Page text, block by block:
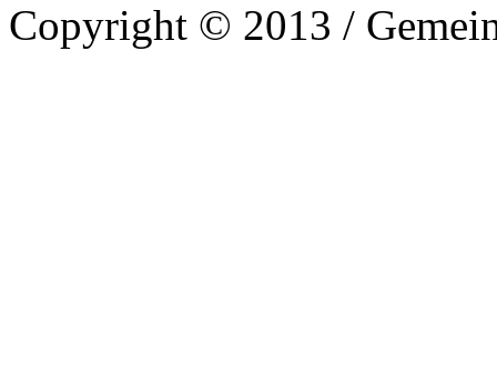
Copyright © 2013 /